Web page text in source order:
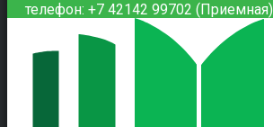
телефон: +7 42142 99702 (Приемная)